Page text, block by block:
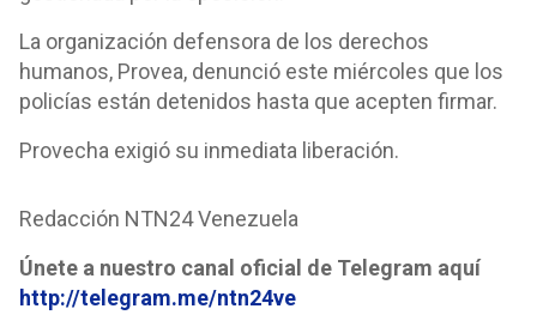
La organización defensora de los derechos
humanos, Provea, denunció este miércoles que los
policías están detenidos hasta que acepten firmar.
Provecha exigió su inmediata liberación.
Redacción NTN24 Venezuela
Únete a nuestro canal oficial de Telegram aquí
http://telegram.me/ntn24ve